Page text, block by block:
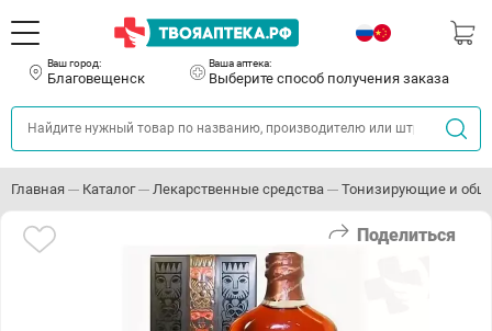
Ваш город:
Благовещенск
Ваша аптека:
Выберите способ получения заказа
Главная Каталог Лекарственные средства Тонизирующие и
Поделиться